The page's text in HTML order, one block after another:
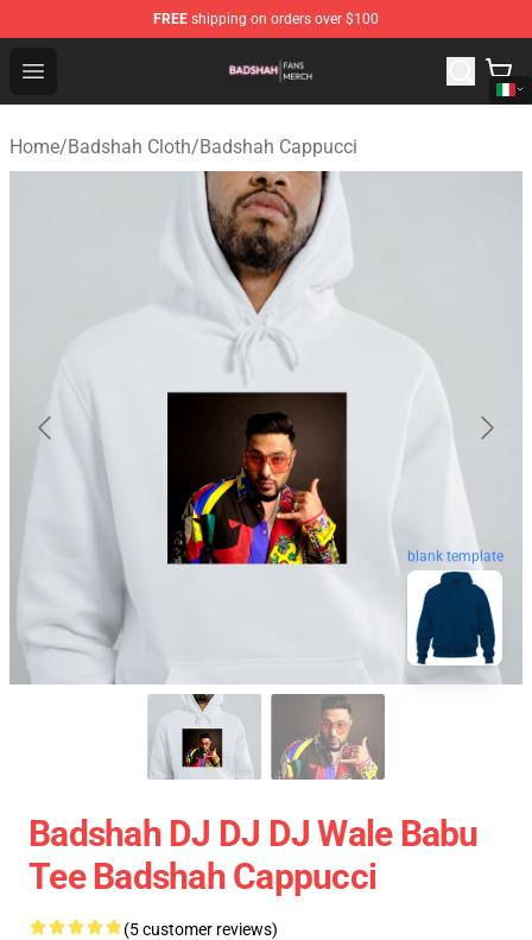
FREE shipping on orders over $100
Open menu
Badshah Shop - Official Badshah Merchandise Store
Home/Badshah Cloth/Badshah Cappucci
blank template
Badshah DJ DJ DJ Wale Babu
Tee Badshah Cappucci
(5 customer reviews)